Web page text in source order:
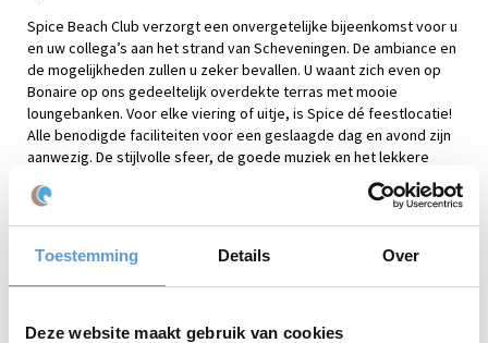
Toestemming Details Over
Deze website maakt gebruik van cookies
Spice Beach Club verzorgt een onvergetelijke bijeenkomst voor u
en uw collega’s aan het strand van Scheveningen. De ambiance en
de mogelijkheden zullen u zeker bevallen. U waant zich even op
Bonaire op ons gedeeltelijk overdekte terras met mooie
loungebanken. Voor elke viering of uitje, is Spice dé feestlocatie!
Alle benodigde faciliteiten voor een geslaagde dag en avond zijn
aanwezig. De stijlvolle sfeer, de goede muziek en het lekkere
eten en drinken zorgen voor een perfecte setting voor uw feest.
De stijlvolle ambiance, oog voor kwaliteit en ontspannen sfeer,
de warme, stijlvolle sfeer, relaxte muziek en heerlijke hapjes en